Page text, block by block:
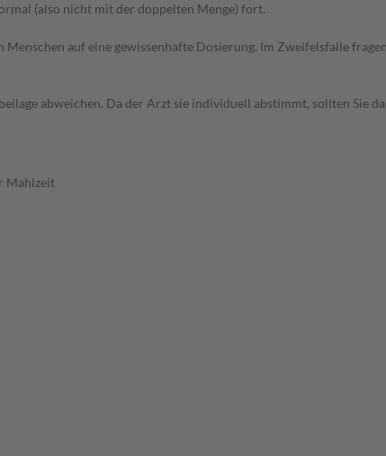
(also nicht mit der doppelten Menge) fort.
auf eine gewissenhafte Dosierung. Im Zweifelsfalle
abweichen. Da der Arzt sie individuell abstimmt, sollten Sie
Mahlzeit